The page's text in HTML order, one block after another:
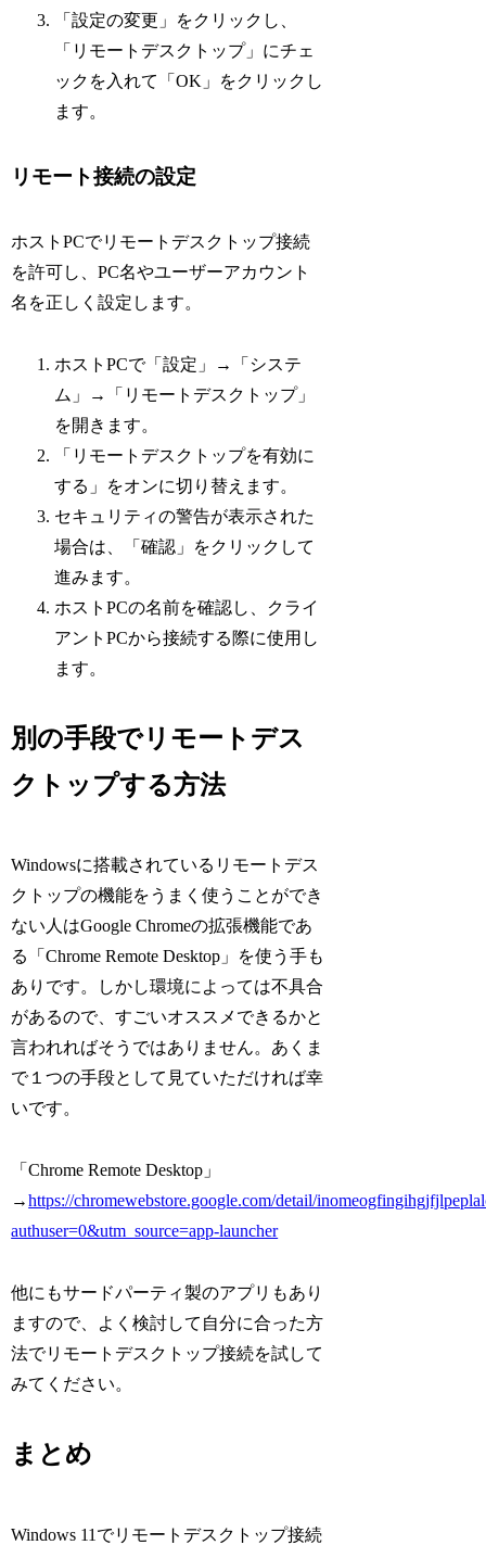
「設定の変更」をクリックし、
「リモートデスクトップ」にチェ
ックを入れて「OK」をクリックし
ます。
リモート接続の設定
ホストPCでリモートデスクトップ接続
を許可し、PC名やユーザーアカウント
名を正しく設定します。
ホストPCで「設定」→「システ
ム」→「リモートデスクトップ」
を開きます。
「リモートデスクトップを有効に
する」をオンに切り替えます。
セキュリティの警告が表示された
場合は、「確認」をクリックして
進みます。
ホストPCの名前を確認し、クライ
アントPCから接続する際に使用し
ます。
別の手段でリモートデス
クトップする方法
Windowsに搭載されているリモートデス
クトップの機能をうまく使うことができ
ない人はGoogle Chromeの拡張機能であ
る「Chrome Remote Desktop」を使う手も
ありです。しかし環境によっては不具合
があるので、すごいオススメできるかと
言われればそうではありません。あくま
で１つの手段として見ていただければ幸
いです。
「Chrome Remote Desktop」
→https://chromewebstore.google.com/detail/
authuser=0&utm_source=app-launcher
他にもサードパーティ製のアプリもあり
ますので、よく検討して自分に合った方
法でリモートデスクトップ接続を試して
みてください。
まとめ
Windows 11でリモートデスクトップ接続